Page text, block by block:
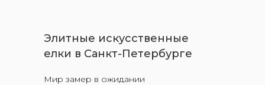
Мир замер в ожидании
Элитные искусственные
елки в Санкт-Петербурге